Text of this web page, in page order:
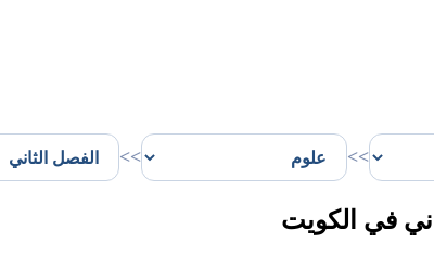
>>
>>
في الكويت